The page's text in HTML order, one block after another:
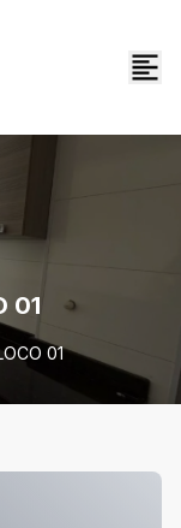
01
01